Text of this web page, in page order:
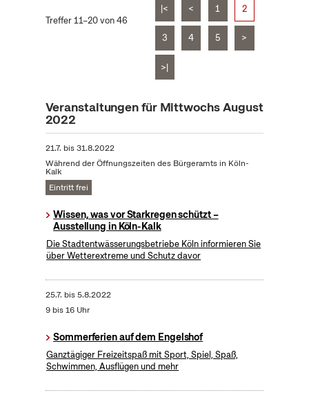
Treffer 11–20 von 46
|< < 1 2
3 4 5 >
>|
Veranstaltungen für Mittwochs August
2022
21.7. bis31.8.2022
Während der Öffnungszeiten des Bürgeramts in Köln-
Kalk
Eintritt frei
Wissen, was vor Starkregen schützt –
Ausstellung in Köln-Kalk
Die Stadtentwässerungsbetriebe Köln informieren Sie
über Wetterextreme und Schutz davor
25.7. bis5.8.2022
9 bis 16 Uhr
Sommerferien auf dem Engelshof
Ganztägiger Freizeitspaß mit Sport, Spiel, Spaß,
Schwimmen, Ausflügen und mehr